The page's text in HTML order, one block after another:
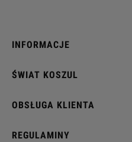
INFORMACJE
ŚWIAT KOSZUL
OBSŁUGA KLIENTA
REGULAMINY